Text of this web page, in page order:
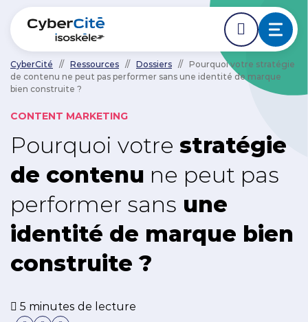
ACCÉDER DIRECTEMENT AU CONTENU PRINCIPAL
L'agence
Ressources
Nos clients
NOUS CONTACTER
DIRECTEMENT AVANT LE DÉBUT DE LA
CyberCité // Ressources // Dossiers // Pourquoi votre stratégie
de contenu ne peut pas performer sans une identité de marque
bien construite ?
CONTENT MARKETING
Pourquoi votre stratégie
de contenu ne peut pas
performer sans une
identité de marque bien
construite ?
5 minutes de lecture